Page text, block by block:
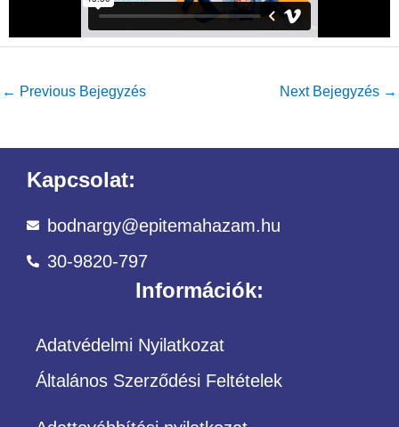
← Previous Bejegyzés Next Bejegyzés →
Kapcsolat:
bodnargy@epitemahazam.hu
30-9820-797
Információk:
Adatvédelmi Nyilatkozat
Általános Szerződési Feltételek